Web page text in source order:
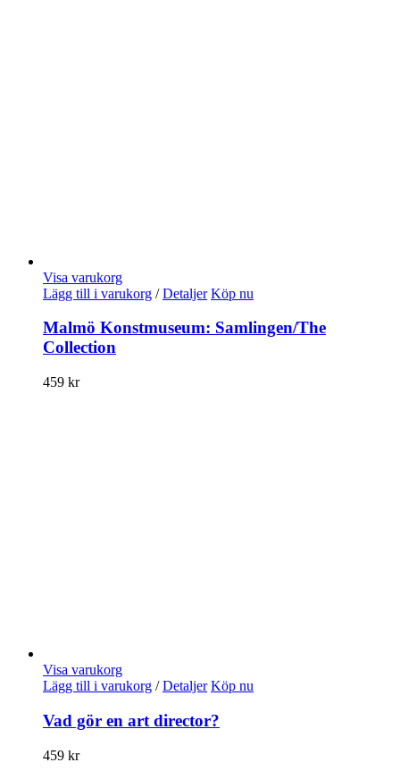
Visa varukorg
Lägg till i varukorg / Detaljer Köp nu
Malmö Konstmuseum: Samlingen/The
Collection
459 kr
Visa varukorg
Lägg till i varukorg / Detaljer Köp nu
Vad gör en art director?
459 kr